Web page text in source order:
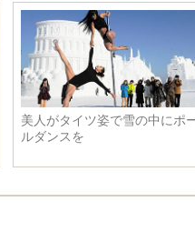
美人がタイツ姿で雪の中にポ
ルダンスを